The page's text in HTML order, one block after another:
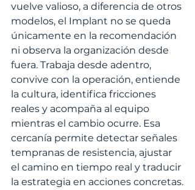
vuelve valioso, a diferencia de otros
modelos, el Implant no se queda
únicamente en la recomendación
ni observa la organización desde
fuera. Trabaja desde adentro,
convive con la operación, entiende
la cultura, identifica fricciones
reales y acompaña al equipo
mientras el cambio ocurre. Esa
cercanía permite detectar señales
tempranas de resistencia, ajustar
el camino en tiempo real y traducir
la estrategia en acciones concretas.